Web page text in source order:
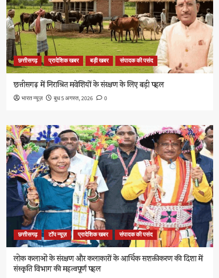
छत्तीसगढ़ प्रादेशिक खबर बड़ी खबर संपादक की पसंद
छत्तीसगढ़ में निराश्रित मवेशियों के संरक्षण के लिए बड़ी पहल
भारत न्यूज़ बुध 5 अगस्त, 2026 0
छत्तीसगढ़ टॉप न्यूज़ प्रादेशिक खबर संपादक की पसंद
लोक कलाओं के संरक्षण और कलाकारों के आर्थिक सशक्तीकरण की दिशा में
संस्कृति विभाग की महत्वपूर्ण पहल